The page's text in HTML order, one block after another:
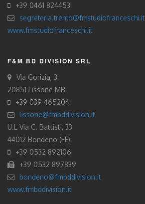
+39 0461 824453
segreteria.trento@fmstudiofranceschi.it
www.fmstudiofranceschi.it
F&M BD DIVISION SRL
Via Gorizia, 3
20851 Lissone MB
+39 039 465204
lissone@fmbddivision.it
U.L Via C. Battisti, 33
44012 Bondeno (FE)
+39 0532 892106
+39 0532 897839
bondeno@fmbddivision.it
www.fmbddivision.it